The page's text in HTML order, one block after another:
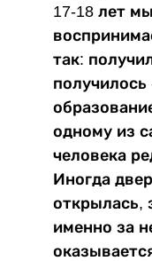
17-18 лет
так:
получилось
одному из
человека
Иногда
открылась,
именно за